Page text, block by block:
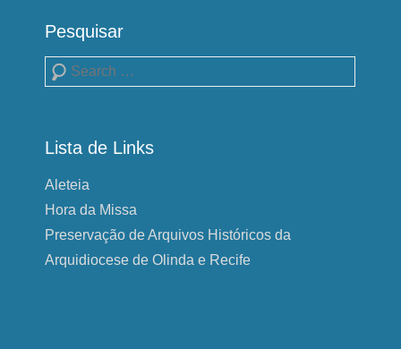
Pesquisar
Pesquisa
Lista de Links
Aleteia
Hora da Missa
Preservação de Arquivos Históricos da
Arquidiocese de Olinda e Recife